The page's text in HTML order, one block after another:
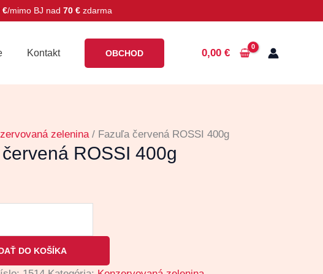
€/mimo BJ nad 70 € zdarma
Kontakt OBCHOD 0,00 €
zelenina/ Fazuľa červená ROSSI 400g
ROSSI 400g
DO KOŠÍKA